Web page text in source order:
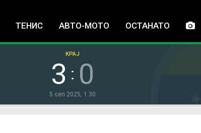
ТЕНИС АВТО-МОТО ОСТАНАТО
3 : 0
КРАЈ
5 сеп 2025, 1:30